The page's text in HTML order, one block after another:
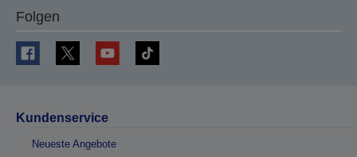
Folgen
Kundenservice
Neueste Angebote